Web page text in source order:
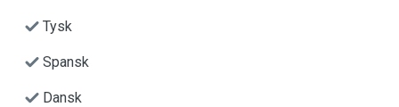
Tysk
Spansk
Dansk